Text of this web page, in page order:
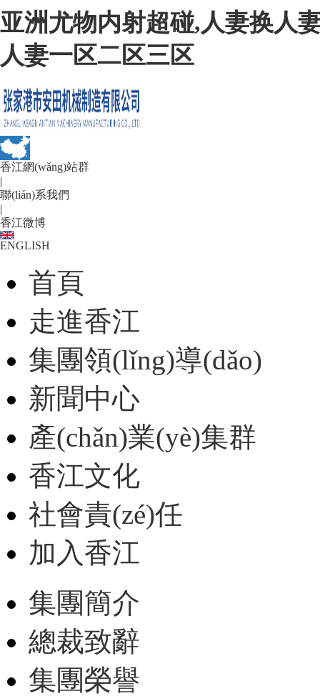
亚洲尤物内射超碰,人妻换人
人妻一区二区三区
香江網(wǎng)站群
|
聯(lián)系我們
|
香江微博
ENGLISH
首頁
走進香江
集團領(lǐng)導(dǎo)
新聞中心
產(chǎn)業(yè)集群
香江文化
社會責(zé)任
加入香江
集團簡介
總裁致辭
集團榮譽